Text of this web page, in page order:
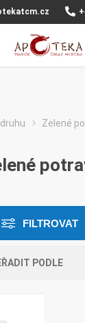
Zelené
FILTROVAT